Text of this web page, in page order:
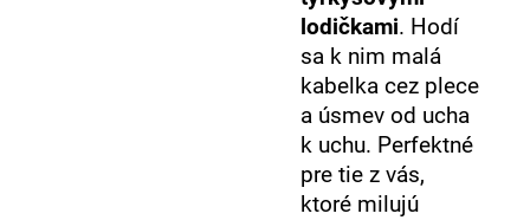
lodičkami. Hodí
sa k nim malá
kabelka cez plece
a úsmev od ucha
k uchu. Perfektné
pre tie z vás,
ktoré milujú